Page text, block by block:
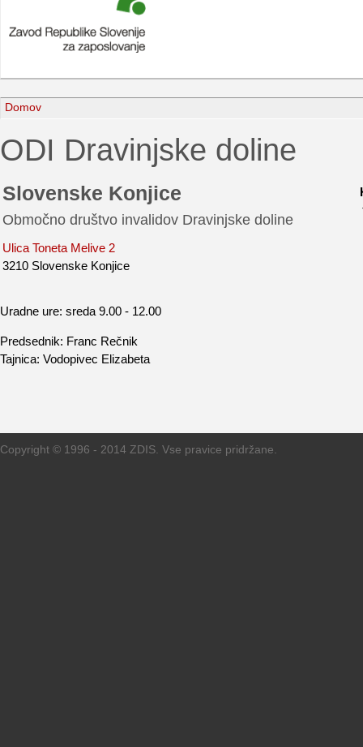
Domov
ODI Dravinjske doline
Slovenske Konjice
Območno društvo invalidov Dravinjske doline
Ulica Toneta Melive 2
3210 Slovenske Konjice
Uradne ure: sreda 9.00 - 12.00
Predsednik: Franc Rečnik
Tajnica: Vodopivec Elizabeta
Copyright © 1996 - 2014 ZDIS. Vse pravice pridržane.